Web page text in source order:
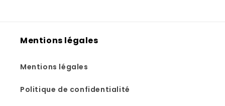
Mentions légales
Mentions légales
Politique de confidentialité